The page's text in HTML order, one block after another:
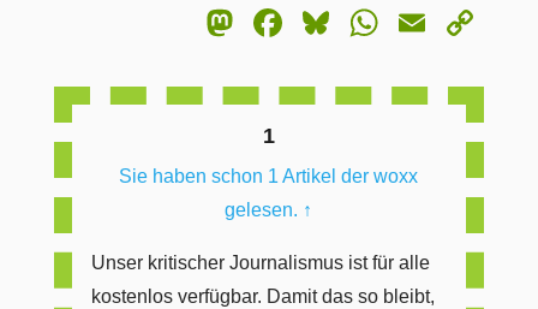
Mastodon
Facebook
BlueskyEmail
1
Sie haben schon 1 Artikel der woxx
gelesen. ↑
Unser kritischer Journalismus ist für alle
kostenlos verfügbar. Damit das so bleibt,